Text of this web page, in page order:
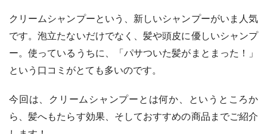
クリームシャンプーという、新しいシャンプーがいま人気
です。泡立たないだけでなく、髪や頭皮に優しいシャンプ
ー。使っているうちに、「パサついた髪がまとまった！」
という口コミがとても多いのです。
今回は、クリームシャンプーとは何か、というところか
ら、髪へもたらす効果、そしておすすめの商品までご紹介